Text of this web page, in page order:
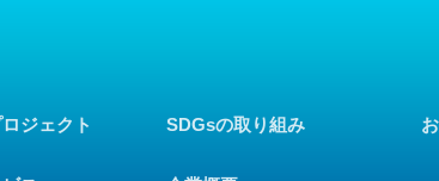
ジェクト SDGsの取り組み